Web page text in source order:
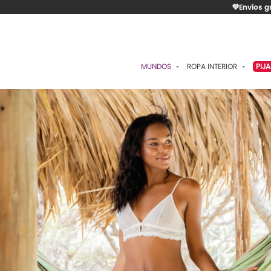
💜Envíos
MUNDOS
ESENCIAL
ROMÁNTICA
CONTROL
RITUALES
ROPA INTERIOR
BRASIERES
PANTIES
ALGODÓN
CAMISETAS
BODIES
ACCESORIOS
LO MÁS VENDIDO
MATERNIDAD